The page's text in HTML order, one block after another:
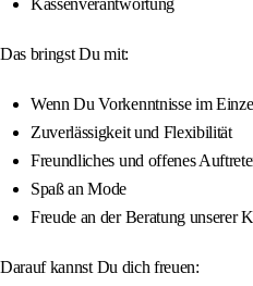
Kassenverantwortung
Das bringst Du mit:
Wenn Du Vorkenntnisse im
Zuverlässigkeit und Flexibilität
Freundliches und offenes
Spaß an Mode
Freude an der Beratung unserer
Darauf kannst Du dich freuen: